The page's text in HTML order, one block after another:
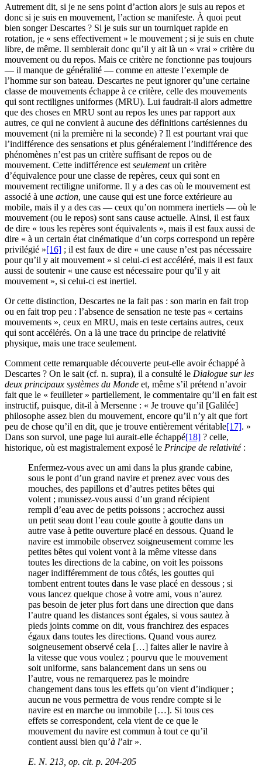
Autrement dit, si je ne sens point d’action alors je suis au repos et
donc si je suis en mouvement, l’action se manifeste. À quoi peut
bien songer Descartes ? Si je suis sur un tourniquet rapide en
rotation, je « sens effectivement » le mouvement ; si je suis en chute
libre, de même. Il semblerait donc qu’il y ait là un « vrai » critère du
mouvement ou du repos. Mais ce critère ne fonctionne pas toujours
— il manque de généralité — comme en atteste l’exemple de
l’homme sur son bateau. Descartes ne peut ignorer qu’une certaine
classe de mouvements échappe à ce critère, celle des mouvements
qui sont rectilignes uniformes (MRU). Lui faudrait-il alors admettre
que des choses en MRU sont au repos les unes par rapport aux
autres, ce qui ne convient à aucune des définitions cartésiennes du
mouvement (ni la première ni la seconde) ? Il est pourtant vrai que
l’indifférence des sensations et plus généralement l’indifférence des
phénomènes n’est pas un critère suffisant de repos ou de
mouvement. Cette indifférence est seulementun critère
d’équivalence pour une classe de repères, ceux qui sont en
mouvement rectiligne uniforme. Il y a des cas où le mouvement est
associé à une action, une cause qui est une force extérieure au
mobile, mais il y a des cas — ceux qu’on nommera inertiels — où le
mouvement (ou le repos) sont sans cause actuelle. Ainsi, il est faux
de dire « tous les repères sont équivalents », mais il est faux aussi de
dire « à un certain état cinématique d’un corps correspond un repère
privilégié »[16] ; il est faux de dire « une cause n’est pas nécessaire
pour qu’il y ait mouvement » si celui-ci est accéléré, mais il est faux
aussi de soutenir « une cause est nécessaire pour qu’il y ait
mouvement », si celui-ci est inertiel.
Or cette distinction, Descartes ne la fait pas : son marin en fait trop
ou en fait trop peu : l’absence de sensation ne teste pas « certains
mouvements », ceux en MRU, mais en teste certains autres, ceux
qui sont accélérés. On a là une trace du principe de relativité
physique, mais une trace seulement.
Comment cette remarquable découverte peut-elle avoir échappé à
Descartes ? On le sait (cf. n. supra), il a consulté le Dialogue sur les
deux principaux systèmes du Monde et, même s’il prétend n’avoir
fait que le « feuilleter » partiellement, le commentaire qu’il en fait est
instructif, puisque, dit-il à Mersenne : « Je trouve qu’il [Galilée]
philosophe assez bien du mouvement, encore qu’il n’y ait que fort
peu de chose qu’il en dit, que je trouve entièrement véritable[17]. »
Dans son survol, une page lui aurait-elle échappé[18] ? celle,
historique, où est magistralement exposé le Principe de relativité :
Enfermez-vous avec un ami dans la plus grande cabine,
sous le pont d’un grand navire et prenez avec vous des
mouches, des papillons et d’autres petites bêtes qui
volent ; munissez-vous aussi d’un grand récipient
rempli d’eau avec de petits poissons ; accrochez aussi
un petit seau dont l’eau coule goutte à goutte dans un
autre vase à petite ouverture placé en dessous. Quand le
navire est immobile observez soigneusement comme les
petites bêtes qui volent vont à la même vitesse dans
toutes les directions de la cabine, on voit les poissons
nager indifféremment de tous côtés, les gouttes qui
tombent entrent toutes dans le vase placé en dessous ; si
vous lancez quelque chose à votre ami, vous n’aurez
pas besoin de jeter plus fort dans une direction que dans
l’autre quand les distances sont égales, si vous sautez à
pieds joints comme on dit, vous franchirez des espaces
égaux dans toutes les directions. Quand vous aurez
soigneusement observé cela […] faites aller le navire à
la vitesse que vous voulez ; pourvu que le mouvement
soit uniforme, sans balancement dans un sens ou
l’autre, vous ne remarquerez pas le moindre
changement dans tous les effets qu’on vient d’indiquer ;
aucun ne vous permettra de vous rendre compte si le
navire est en marche ou immobile […]. Si tous ces
effets se correspondent, cela vient de ce que le
mouvement du navire est commun à tout ce qu’il
contient aussi bien qu’à l’air ».
E. N. 213, op. cit. p. 204-205